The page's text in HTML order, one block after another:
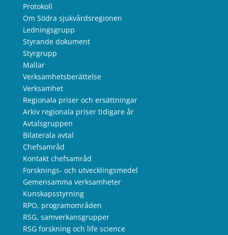
Protokoll
Om Södra sjukvårdsregionen
Ledningsgrupp
Styrande dokument
Styrgrupp
Mallar
Verksamhetsberättelse
Verksamhet
Regionala priser och ersättningar
Arkiv regionala priser tidigare år
Avtalsgruppen
Bilaterala avtal
Chefsamråd
Kontakt chefsamråd
Forsknings- och utvecklingsmedel
Gemensamma verksamheter
Kunskapsstyrning
RPO, programområden
RSG, samverkansgrupper
RSG forskning och life science